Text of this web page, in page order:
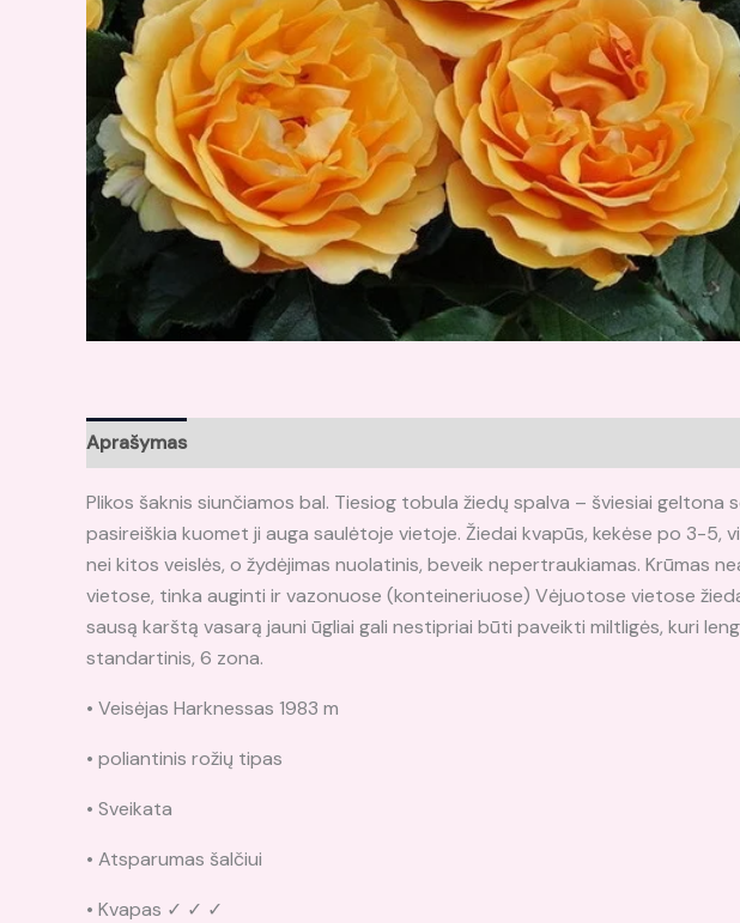
Aprašymas
Plikos šaknis siunčiamos bal. Tiesiog tobula žiedų spalva – šviesiai
pasireiškia kuomet ji auga saulėtoje vietoje. Žiedai kvapūs, kekėse po 3-
nei kitos veislės, o žydėjimas nuolatinis, beveik nepertraukiamas. Krūmas
vietose, tinka auginti ir vazonuose (konteineriuose) Vėjuotose vietose
sausą karštą vasarą jauni ūgliai gali nestipriai būti paveikti miltligės, kuri
standartinis, 6 zona.
• Veisėjas Harknessas 1983 m
• poliantinis rožių tipas
• Sveikata
• Atsparumas šalčiui
• Kvapas ✓ ✓ ✓